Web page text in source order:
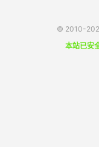
© 2010-
本站已安